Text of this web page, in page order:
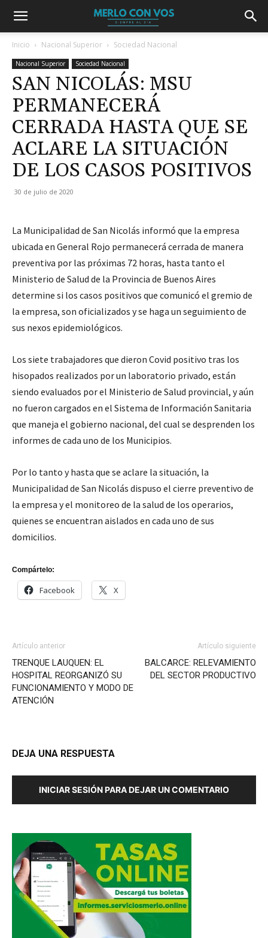
Inicio Nacional Superior Sociedad Nacional
Nacional Superior Sociedad Nacional
SAN NICOLÁS: MSU
PERMANECERÁ
CERRADA HASTA QUE SE
ACLARE LA SITUACIÓN
DE LOS CASOS POSITIVOS
30 de julio de 2020
La Municipalidad de San Nicolás informó que la empresa
ubicada en General Rojo permanecerá cerrada de manera
preventiva por las próximas 72 horas, hasta tanto el
Ministerio de Salud de la Provincia de Buenos Aires
determine si los casos positivos que comunicó el gremio de
la empresa, son oficializados y se haga un seguimiento de
sus nexos epidemiológicos.
Los siete trabajadores que dieron Covid positivo tras los
hisopados realizados por un laboratorio privado, están
siendo evaluados por el Ministerio de Salud provincial, y aún
no fueron cargados en el Sistema de Información Sanitaria
que maneja el gobierno nacional, del cual se desprenden los
informes de cada uno de los Municipios.
Por lo tanto y hasta que se aclare la situación, la
Municipalidad de San Nicolás dispuso el cierre preventivo de
la empresa y el monitoreo de la salud de los operarios,
quienes se encuentran aislados en cada uno de sus
domicilios.
Compártelo:
Facebook X
Artículo anterior
TRENQUE LAUQUEN: EL
HOSPITAL REORGANIZÓ SU
FUNCIONAMIENTO Y MODO DE
ATENCIÓN
Artículo siguiente
BALCARCE: RELEVAMIENTO
DEL SECTOR PRODUCTIVO
DEJA UNA RESPUESTA
INICIAR SESIÓN PARA DEJAR UN COMENTARIO